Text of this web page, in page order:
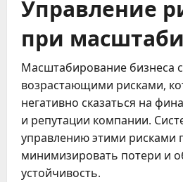
Управление
при
Масштабирование бизнеса
возрастающими рисками,
негативно сказаться на
и репутации компании.
управлению этими рисками
минимизировать потери и
устойчивость.